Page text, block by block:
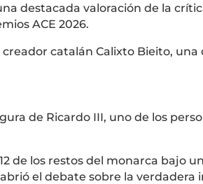
destacada valoración de la
ACE 2026.
catalán Calixto Bieito, una
de Ricardo III, uno de los
de los restos del monarca bajo
el debate sobre la verdadera